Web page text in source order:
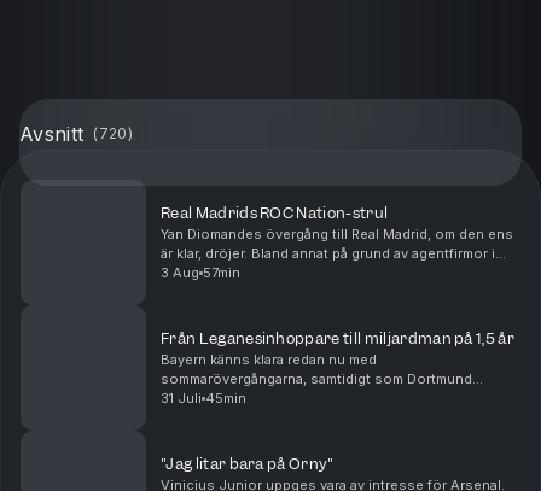
Avsnitt ( 720)
Real Madrids ROC Nation-strul
Yan Diomandes övergång till Real Madrid, om den ens
är klar, dröjer. Bland annat på grund av agentfirmor i
osämja. Men oavsett om "Maxidel Management" har
3 Aug 57min
Från Leganesinhoppare till miljardman på 1,5 år
Bayern känns klara redan nu med
sommarövergångarna, samtidigt som Dortmund
fortsätter jaga. Real Madrid plockar in Carlos Espi och
31 Juli 45min
"Jag litar bara på Orny"
Vinicius Junior uppges vara av intresse för Arsenal.